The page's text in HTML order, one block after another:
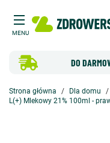
MENU
DO
Strona główna Dla domu
L(+) Mlekowy 21% 100ml -